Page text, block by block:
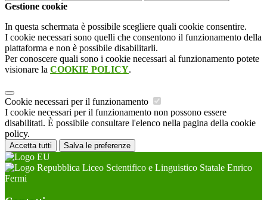
Gestione cookie
In questa schermata è possibile scegliere quali cookie consentire.
I cookie necessari sono quelli che consentono il funzionamento della
piattaforma e non è possibile disabilitarli.
Per conoscere quali sono i cookie necessari al funzionamento potete
visionare la COOKIE POLICY.
Cookie necessari per il funzionamento
I cookie necessari per il funzionamento non possono essere
disabilitati. È possibile consultare l'elenco nella pagina della cookie
policy.
Accetta tutti Salva le preferenze
Liceo Scientifico e Linguistico Statale Enrico
Fermi